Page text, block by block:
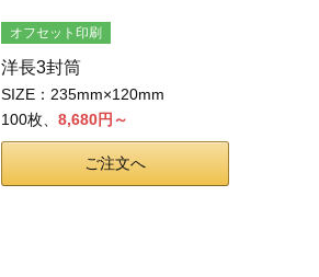
オフセット印刷
洋長3封筒
SIZE：235mm×120mm
100枚、 8,680円～
ご注文へ